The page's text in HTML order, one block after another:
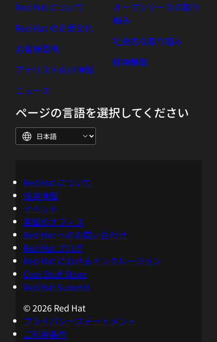
Red Hat について
Red Hat の企業文化
お客様事例
アナリスト向け情報
ニュース
オープンソースの取り
組み
社会的な取り組み
採用情報
ページの言語を選択してください
Red Hat について
採用情報
イベント
各国のオフィス
Red Hat へのお問い合わせ
Red Hat ブログ
Red Hat におけるインクルージョン
Cool Stuff Store
Red Hat Summit
© 2026 Red Hat
プライバシーステートメント
ご利用条件